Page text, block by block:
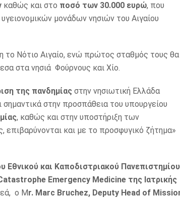
καθώς και στο ποσό των 30.000 ευρώ, που
μονάδων νησιών του Αιγαίου
το Νότιο Αιγαίο, ενώ πρώτος σταθμός τους θα
στα νησιά Φούρνους και Χίο.
της πανδημίας στην νησιωτική Ελλάδα
στην προσπάθεια του υπουργείου
, καθώς και στην υποστήριξη των
επιβαρύνονται και με το προσφυγικό ζήτημα»
Εθνικού και Καποδιστριακού Πανεπιστημίου
Emergency Medicine της Ιατρικής
ο Mr. Marc Bruchez, Deputy Head of